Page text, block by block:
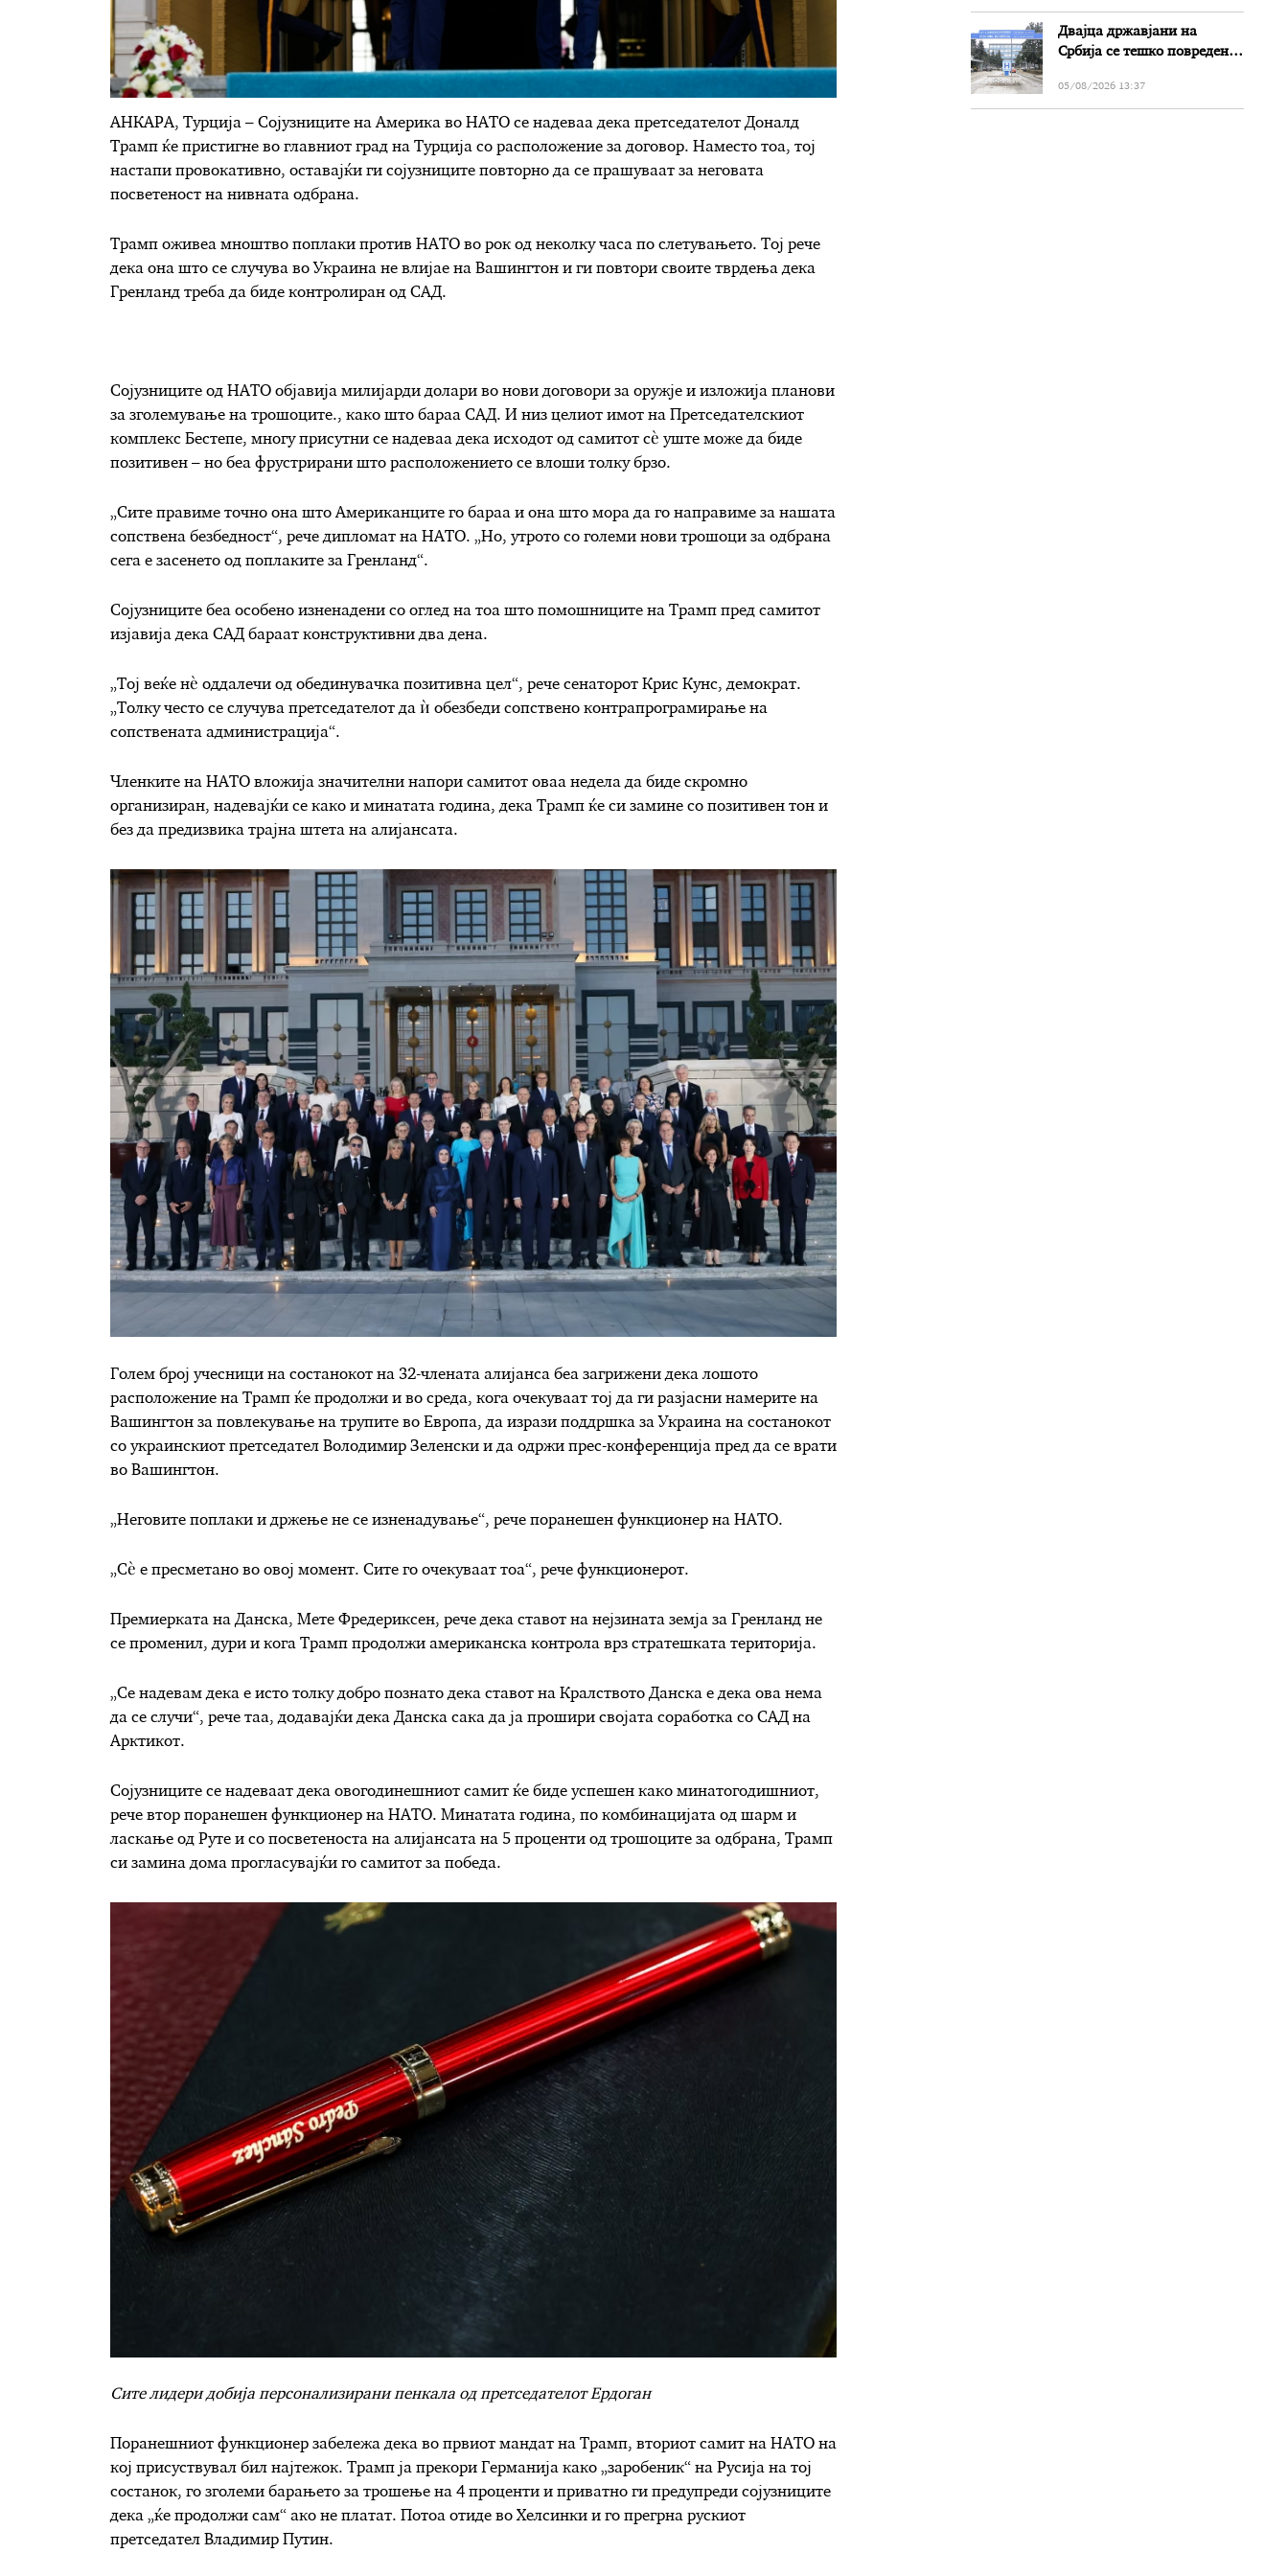
АНКАРА, Турција – Сојузниците на Америка во НАТО се надеваа дека претседателот Доналд
Трамп ќе пристигне во главниот град на Турција со расположение за договор. Наместо тоа, тој
настапи провокативно, оставајќи ги сојузниците повторно да се прашуваат за неговата
посветеност на нивната одбрана.
Трамп оживеа мноштво поплаки против НАТО во рок од неколку часа по слетувањето. Тој рече
дека она што се случува во Украина не влијае на Вашингтон и ги повтори своите тврдења дека
Гренланд треба да биде контролиран од САД.
Сојузниците од НАТО објавија милијарди долари во нови договори за оружје и изложија планови
за зголемување на трошоците., како што бараа САД. И низ целиот имот на Претседателскиот
комплекс Бестепе, многу присутни се надеваа дека исходот од самитот сè уште може да биде
позитивен – но беа фрустрирани што расположението се влоши толку брзо.
„Сите правиме точно она што Американците го бараа и она што мора да го направиме за нашата
сопствена безбедност“, рече дипломат на НАТО. „Но, утрото со големи нови трошоци за одбрана
сега е засенето од поплаките за Гренланд“.
Сојузниците беа особено изненадени со оглед на тоа што помошниците на Трамп пред самитот
изјавија дека САД бараат конструктивни два дена.
„Тој веќе нè оддалечи од обединувачка позитивна цел“, рече сенаторот Крис Кунс, демократ.
„Толку често се случува претседателот да ѝ обезбеди сопствено контрапрограмирање на
сопствената администрација“.
Членките на НАТО вложија значителни напори самитот оваа недела да биде скромно
организиран, надевајќи се како и минатата година, дека Трамп ќе си замине со позитивен тон и
без да предизвика трајна штета на алијансата.
Голем број учесници на состанокот на 32-члената алијанса беа загрижени дека лошото
расположение на Трамп ќе продолжи и во среда, кога очекуваат тој да ги разјасни намерите на
Вашингтон за повлекување на трупите во Европа, да изрази поддршка за Украина на состанокот
со украинскиот претседател Володимир Зеленски и да одржи прес-конференција пред да се врати
во Вашингтон.
„Неговите поплаки и држење не се изненадување“, рече поранешен функционер на НАТО.
„Сè е пресметано во овој момент. Сите го очекуваат тоа“, рече функционерот.
Премиерката на Данска, Мете Фредериксен, рече дека ставот на нејзината земја за Гренланд не
се променил, дури и кога Трамп продолжи американска контрола врз стратешката територија.
„Се надевам дека е исто толку добро познато дека ставот на Кралството Данска е дека ова нема
да се случи“, рече таа, додавајќи дека Данска сака да ја прошири својата соработка со САД на
Арктикот.
Сојузниците се надеваат дека овогодинешниот самит ќе биде успешен како минатогодишниот,
рече втор поранешен функционер на НАТО. Минатата година, по комбинацијата од шарм и
ласкање од Руте и со посветеноста на алијансата на 5 проценти од трошоците за одбрана, Трамп
си замина дома прогласувајќи го самитот за победа.
Сите лидери добија персонализирани пенкала од претседателот Ердоган
Поранешниот функционер забележа дека во првиот мандат на Трамп, вториот самит на НАТО на
кој присуствувал бил најтежок. Трамп ја прекори Германија како „заробеник“ на Русија на тој
состанок, го зголеми барањето за трошење на 4 проценти и приватно ги предупреди сојузниците
дека „ќе продолжи сам“ ако не платат. Потоа отиде во Хелсинки и го прегрна рускиот
претседател Владимир Путин.
Двајца државјани на
Србија се тешко повредени
Прилеп-Битола
05/08/2026 13:37